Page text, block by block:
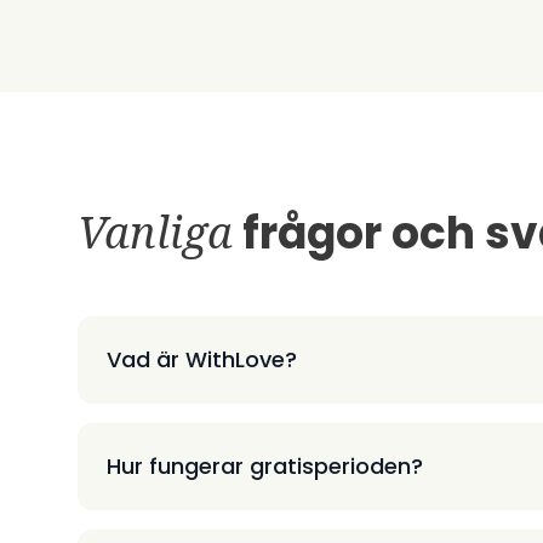
Vanligafrågor och
Vad är WithLove?
Hur fungerar gratisperioden?